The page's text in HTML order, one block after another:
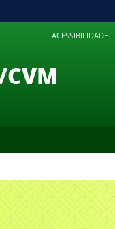
PARA
ACESSIBILIDADE